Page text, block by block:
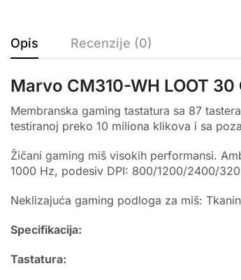
Opis Recenzije (0)
Marvo CM310-WH LOOT 30
Membranska gaming tastatura sa 87
testiranoj preko 10 miliona klikova i sa
Žičani gaming miš visokih performansi.
1000 Hz, podesiv DPI: 800/1200/2400/
Neklizajuća gaming podloga za miš:
Specifikacija:
Tastatura: